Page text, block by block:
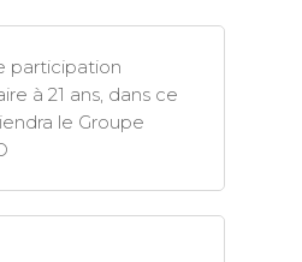
participation
à 21 ans, dans ce
le Groupe